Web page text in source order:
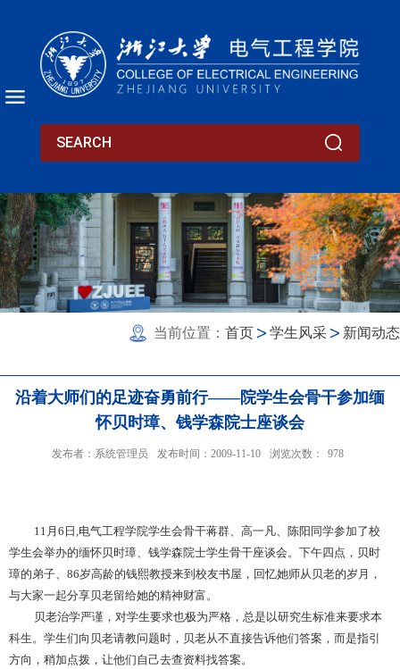
当前位置： 首页 学生风采 新闻动态
沿着大师们的足迹奋勇前行——院学生会骨干参加缅
怀贝时璋、钱学森院士座谈会
发布者：系统管理员 发布时间：2009-11-10 浏览次数： 978
11月6日,电气工程学院学生会骨干蒋群、高一凡、陈阳同学参加了校
学生会举办的缅怀贝时璋、钱学森院士学生骨干座谈会。下午四点，贝时
璋的弟子、86岁高龄的钱熙教授来到校友书屋，回忆她师从贝老的岁月，
与大家一起分享贝老留给她的精神财富。
贝老治学严谨，对学生要求也极为严格，总是以研究生标准来要求本
科生。学生们向贝老请教问题时，贝老从不直接告诉他们答案，而是指引
方向，稍加点拨，让他们自己去查资料找答案。